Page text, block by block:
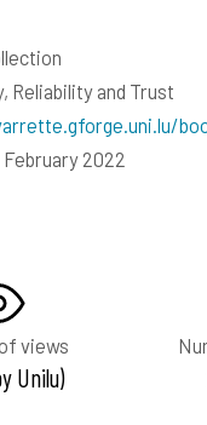
Reliability and Trust
February 2022
views
Unilu)